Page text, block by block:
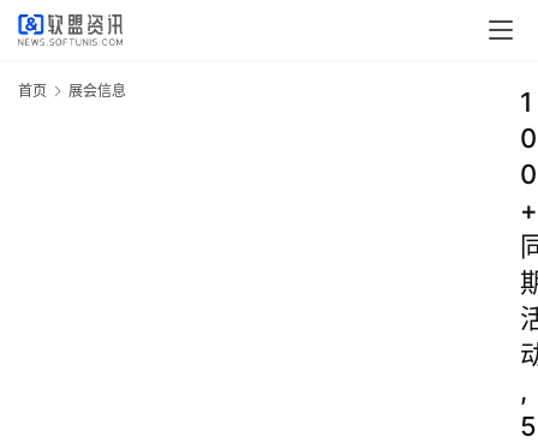
首页 展会信息
1
0
0
+
,
5